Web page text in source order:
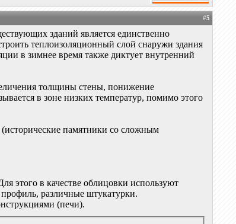
#5
зданий является единственно
теплоизоляционный слой снаружи здания
в зимнее время также диктует внутренний
толщины стены, понижение
в зоне низких температур, помимо этого
(исторические памятники со сложным
этого в качестве облицовки используют
различные штукатурки.
(печи).